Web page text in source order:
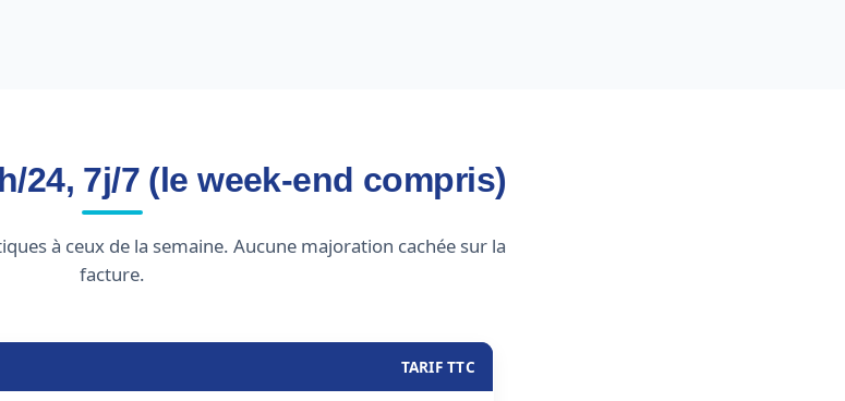
24, 7j/7 (le week-end compris)
à ceux de la semaine. Aucune majoration cachée sur la
facture.
TARIF TTC